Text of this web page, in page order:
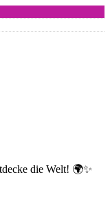
die Welt! 🌍✨